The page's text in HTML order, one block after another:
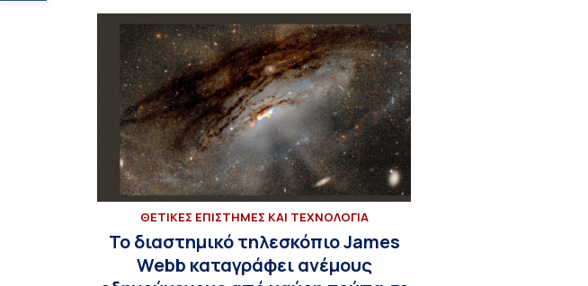
ΘΕΤΙΚΕΣ ΕΠΙΣΤΗΜΕΣ ΚΑΙ ΤΕΧΝΟΛΟΓΙΑ
To διαστημικό τηλεσκόπιο James
Webb καταγράφει ανέμους